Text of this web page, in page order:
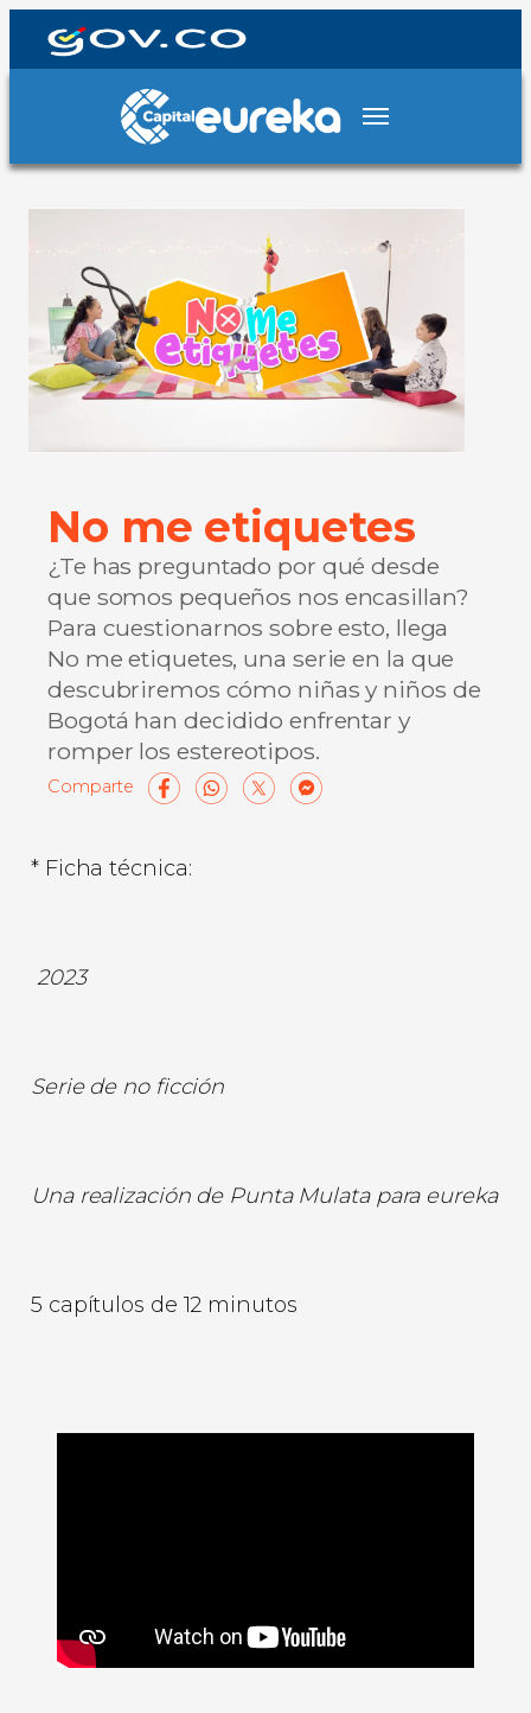
No me etiquetes
¿Te has preguntado por qué desde
que somos pequeños nos encasillan?
Para cuestionarnos sobre esto, llega
No me etiquetes, una serie en la que
descubriremos cómo niñas y niños de
Bogotá han decidido enfrentar y
romper los estereotipos.
Facebook
WhatsApp
X
* Ficha técnica:
2023
Serie de no ficción
Una realización de Punta Mulata para eureka
5 capítulos de 12 minutos